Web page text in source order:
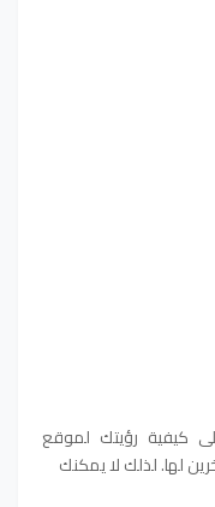
كيفية رؤيتك لموقع